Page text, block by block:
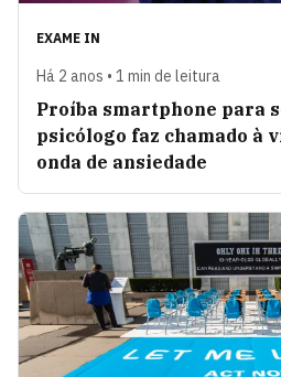
EXAME IN
Há 2 anos • 1 min de leitura
Proíba smartphone para
psicólogo faz chamado à
onda de ansiedade